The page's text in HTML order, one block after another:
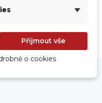
Přijmout vše
o cookies